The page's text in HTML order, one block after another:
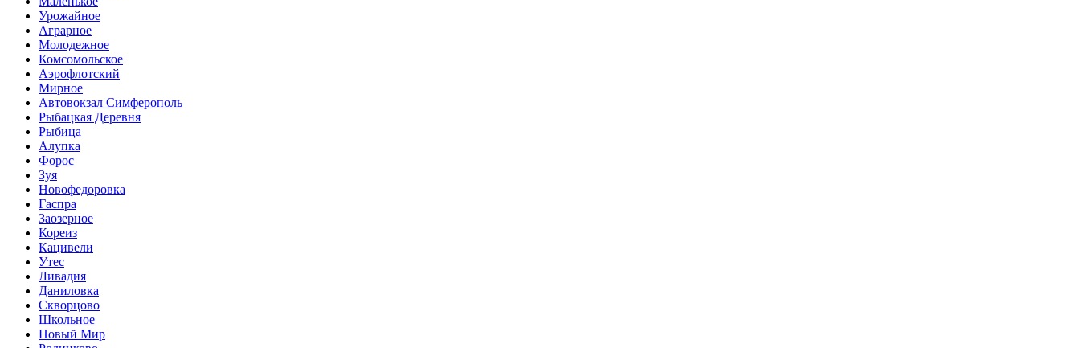
Урожайное
Аграрное
Молодежное
Комсомольское
Аэрофлотский
Мирное
Автовокзал Симферополь
Рыбацкая Деревня
Рыбица
Алупка
Форос
Зуя
Новофедоровка
Гаспра
Заозерное
Кореиз
Кацивели
Утес
Ливадия
Даниловка
Скворцово
Школьное
Новый Мир